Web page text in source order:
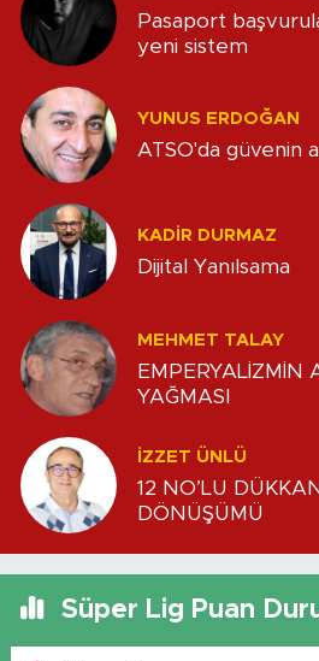
Pasaport
yeni sistem
YUNUS ERDOĞAN
ATSO'da güvenin
KADIR DURMAZ
Dijital Yanılsama
MEHMET TALAY
EMPERYALİZMİN
YAĞMASI
İZZET ÜNLÜ
12 NO’LU
DÖNÜŞÜMÜ
Süper Lig Puan